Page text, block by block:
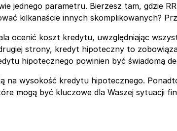
jednego parametru. Bierzesz tam, gdzie
kilkanaście innych skomplikowanych?
ocenić koszt kredytu, uwzględniając
strony, kredyt hipoteczny to
hipotecznego powinien być świadomą
na wysokość kredytu hipotecznego.
mogą być kluczowe dla Waszej sytuacji